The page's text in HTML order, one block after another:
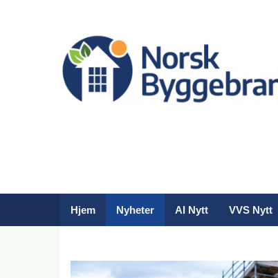
Hjem Nyheter AI Nytt VVS Nytt